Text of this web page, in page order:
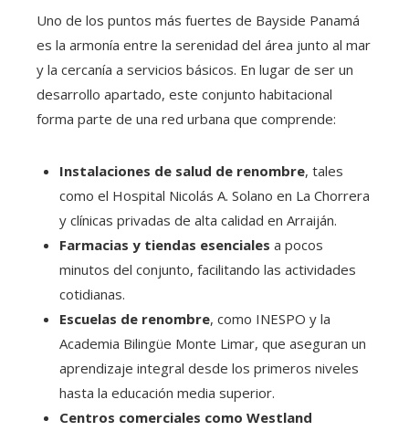
Uno de los puntos más fuertes de Bayside Panamá
es la armonía entre la serenidad del área junto al mar
y la cercanía a servicios básicos. En lugar de ser un
desarrollo apartado, este conjunto habitacional
forma parte de una red urbana que comprende:
Instalaciones de salud de renombre, tales
como el Hospital Nicolás A. Solano en La Chorrera
y clínicas privadas de alta calidad en Arraiján.
Farmacias y tiendas esenciales a pocos
minutos del conjunto, facilitando las actividades
cotidianas.
Escuelas de renombre, como INESPO y la
Academia Bilingüe Monte Limar, que aseguran un
aprendizaje integral desde los primeros niveles
hasta la educación media superior.
Centros comerciales como Westland